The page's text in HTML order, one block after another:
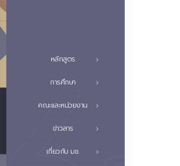
หลักสูตร
การศึกษา
คณะและหน่วยงาน
ข่าวสาร
เกี่ยวกับ มช.